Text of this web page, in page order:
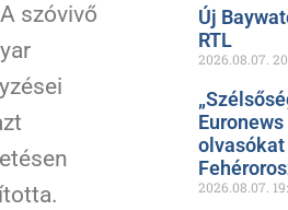
szóvivő
Új
RTL
2026.08.07.
2026.08.07.